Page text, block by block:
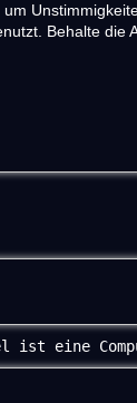
Behalte
ist eine